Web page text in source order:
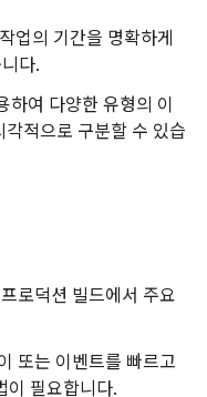
업의 기간을 명확하게
다.
하여 다양한 유형의 이
적으로 구분할 수 있습
로덕션 빌드에서 주요
또는 이벤트를 빠르고
이 필요합니다.